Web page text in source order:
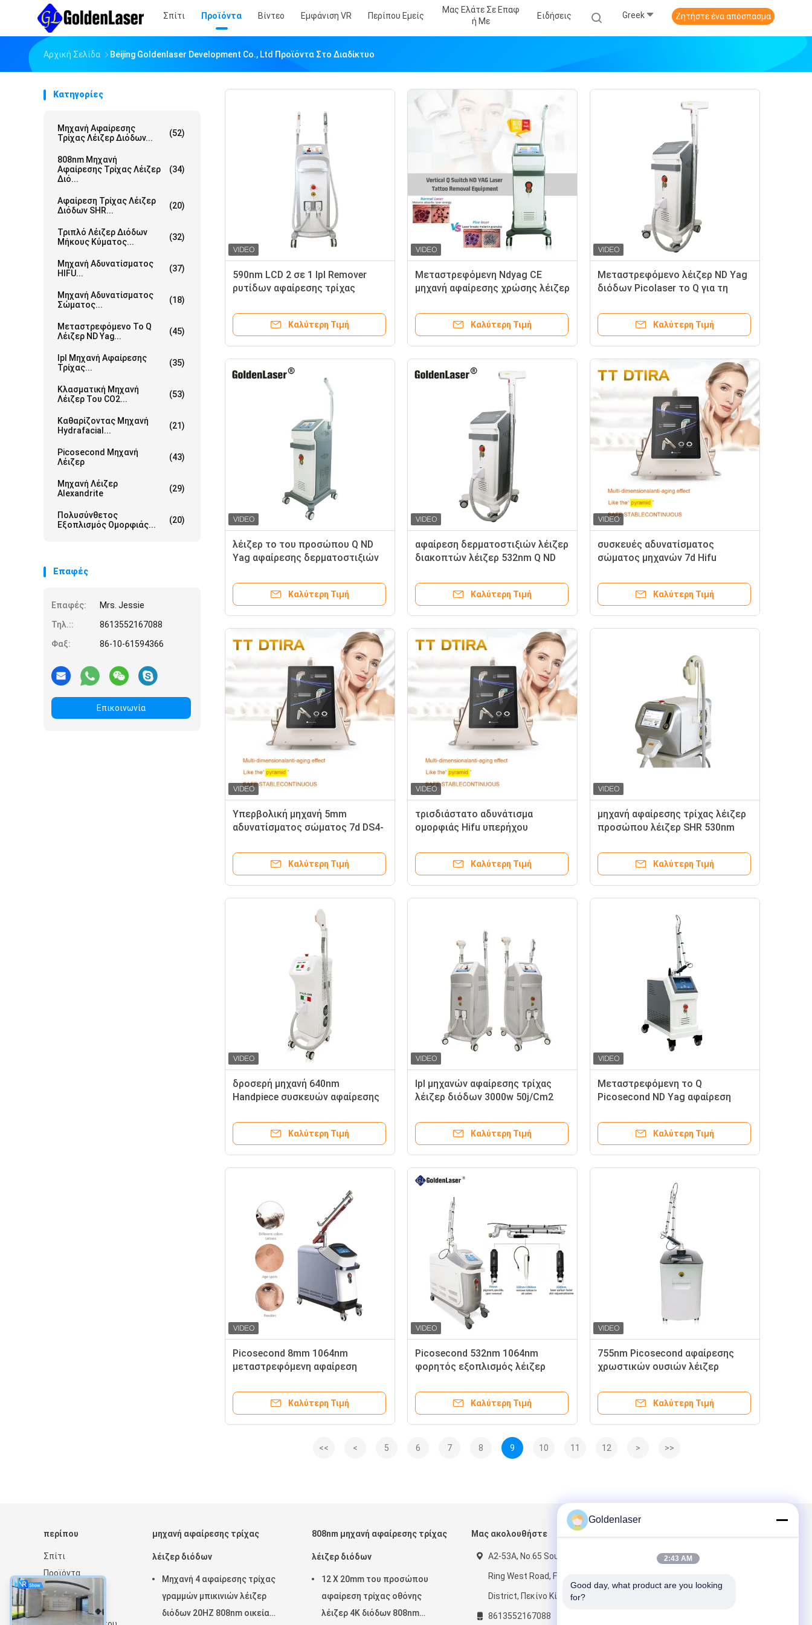
Σπίτι Προϊόντα Βίντεο Εμφάνιση VR Περίπου Εμείς
Μας Ελάτε Σε Επαφ
Ή Με
Ειδήσεις Greek Ζητήστε ένα απόσπασμα
Αρχική Σελίδα Beijing Goldenlaser Development Co., Ltd Προϊόντα Στο Διαδίκτυο
Κατηγορίες
Μηχανή Αφαίρεσης
Τρίχας Λέιζερ Διόδων...
(52)
808nm Μηχανή
Αφαίρεσης Τρίχας Λέιζερ
Διό...
(34)
Αφαίρεση Τρίχας Λέιζερ
Διόδων SHR...
(20)
Τριπλό Λέιζερ Διόδων
Μήκους Κύματος...
(32)
Μηχανή Αδυνατίσματος
HIFU...
(37)
Μηχανή Αδυνατίσματος
Σώματος...
(18)
Μεταστρεφόμενο Το Q
Λέιζερ ND Yag...
(45)
Ipl Μηχανή Αφαίρεσης
Τρίχας...
(35)
Κλασματική Μηχανή
Λέιζερ Του CO2...
(53)
Καθαρίζοντας Μηχανή
Hydrafacial...
(21)
Picosecond Μηχανή
Λέιζερ
(43)
Μηχανή Λέιζερ
Alexandrite
(29)
Πολυσύνθετος
Εξοπλισμός Ομορφιάς...
(20)
Επαφές
Επαφές:
Mrs. Jessie
Τηλ.::
8613552167088
Φαξ:
86-10-61594366
Επικοινωνία
590nm LCD 2 σε 1 Ipl Remover
ρυτίδων αφαίρεσης τρίχας
Καλύτερη Τιμή
Μεταστρεφόμενη Ndyag CE
μηχανή αφαίρεσης χρώσης λέιζερ
Καλύτερη Τιμή
Μεταστρεφόμενο λέιζερ ND Yag
διόδων Picolaser το Q για τη
AC220V τυφλοπόντικων
δερμάτων
Καλύτερη Τιμή
λέιζερ το του προσώπου Q ND
Yag αφαίρεσης δερματοστιξιών
μεταστρεφόμενο
Καλύτερη Τιμή
αφαίρεση δερματοστιξιών λέιζερ
διακοπτών λέιζερ 532nm Q ND
12ns 755nm
Καλύτερη Τιμή
συσκευές αδυνατίσματος
σώματος μηχανών 7d Hifu
υπερβολικές 4MHz HIFU φορητές
Καλύτερη Τιμή
Υπερβολική μηχανή 5mm
αδυνατίσματος σώματος 7d DS4-
κοιλότητας Lipo
Καλύτερη Τιμή
τρισδιάστατο αδυνάτισμα
ομορφιάς Hifu υπερήχου
ανελκυστήρων προσώπου 4d 7d
Καλύτερη Τιμή
μηχανή αφαίρεσης τρίχας λέιζερ
προσώπου λέιζερ SHR 530nm
Καλύτερη Τιμή
δροσερή μηχανή 640nm
Handpiece συσκευών αφαίρεσης
Καλύτερη Τιμή
Ipl μηχανών αφαίρεσης τρίχας
λέιζερ διόδων 3000w 50j/Cm2
Καλύτερη Τιμή
Μεταστρεφόμενη το Q
Picosecond ND Yag αφαίρεση
χρωστικών ουσιών μηχανών
Καλύτερη Τιμή
Picosecond 8mm 1064nm
μεταστρεφόμενη αφαίρεση
ND Yag μηχανών 1064nm λέιζερ
Καλύτερη Τιμή
Picosecond 532nm 1064nm
φορητός εξοπλισμός λέιζερ
μηχανών λέιζερ
Καλύτερη Τιμή
755nm Picosecond αφαίρεσης
χρωστικών ουσιών λέιζερ
μηχανών 532nm φορητή
Καλύτερη Τιμή
<< < 5 6 7 8 9 10 11 12 > >>
περίπου
Σπίτι
Προϊόντα
Περίπου εμείς
Ειδήσεις
μηχανή αφαίρεσης τρίχας
λέιζερ διόδων
Μηχανή 4 αφαίρεσης τρίχας
γραμμών μπικινιών λέιζερ
διόδων 20HZ 808nm οικεία
808nm μηχανή αφαίρεσης τρίχας
λέιζερ διόδων
12 X 20mm του προσώπου
αφαίρεση τρίχας οθόνης
λέιζερ 4K διόδων 808nm
Μας ακολουθήστε
A2-53A, No.65 South Third
Ring West Road, Fengtai
District, Πεκίνο Κίνα.
8613552167088
Goldenlaser
2:43 AM
Good day, what product are you looking
for?